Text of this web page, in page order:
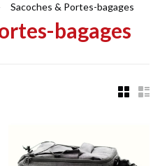
Sacoches & Portes-bagages
bagages